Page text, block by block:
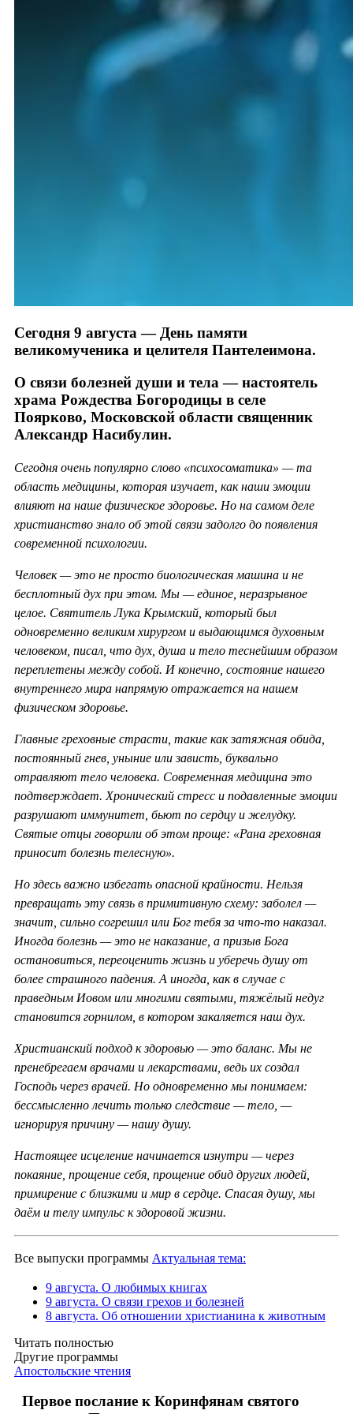
Сегодня 9 августа — День памяти
великомученика и целителя Пантелеимона.
О связи болезней души и тела — настоятель
храма Рождества Богородицы в селе
Поярково, Московской области священник
Александр Насибулин.
Сегодня очень популярно слово «психосоматика» — та
область медицины, которая изучает, как наши эмоции
влияют на наше физическое здоровье. Но на самом деле
христианство знало об этой связи задолго до появления
современной психологии.
Человек — это не просто биологическая машина и не
бесплотный дух при этом. Мы — единое, неразрывное
целое. Святитель Лука Крымский, который был
одновременно великим хирургом и выдающимся духовным
человеком, писал, что дух, душа и тело теснейшим образом
переплетены между собой. И конечно, состояние нашего
внутреннего мира напрямую отражается на нашем
физическом здоровье.
Главные греховные страсти, такие как затяжная обида,
постоянный гнев, уныние или зависть, буквально
отравляют тело человека. Современная медицина это
подтверждает. Хронический стресс и подавленные эмоции
разрушают иммунитет, бьют по сердцу и желудку.
Святые отцы говорили об этом проще: «Рана греховная
приносит болезнь телесную».
Но здесь важно избегать опасной крайности. Нельзя
превращать эту связь в примитивную схему: заболел —
значит, сильно согрешил или Бог тебя за что-то наказал.
Иногда болезнь — это не наказание, а призыв Бога
остановиться, переоценить жизнь и уберечь душу от
более страшного падения. А иногда, как в случае с
праведным Иовом или многими святыми, тяжёлый недуг
становится горнилом, в котором закаляется наш дух.
Христианский подход к здоровью — это баланс. Мы не
пренебрегаем врачами и лекарствами, ведь их создал
Господь через врачей. Но одновременно мы понимаем:
бессмысленно лечить только следствие — тело, —
игнорируя причину — нашу душу.
Настоящее исцеление начинается изнутри — через
покаяние, прощение себя, прощение обид других людей,
примирение с близкими и мир в сердце. Спасая душу, мы
даём и телу импульс к здоровой жизни.
Все выпуски программы Актуальная тема:
9 августа. О любимых книгах
9 августа. О связи грехов и болезней
8 августа. Об отношении христианина к животным
Читать полностью
Другие программы
Апостольские чтения
Первое послание к Коринфянам святого